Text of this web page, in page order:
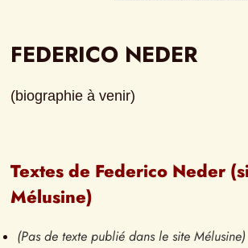
FEDERICO NEDER
(biographie à venir)
Textes de Federico Neder
Mélusine)
(Pas de texte publié dans le site Mélusine)